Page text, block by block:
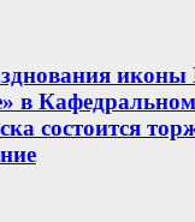
в
состоится